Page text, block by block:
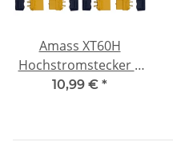
Amass XT60H
Hochstromstecker |
10 Paar | 30A |
10,99 € *